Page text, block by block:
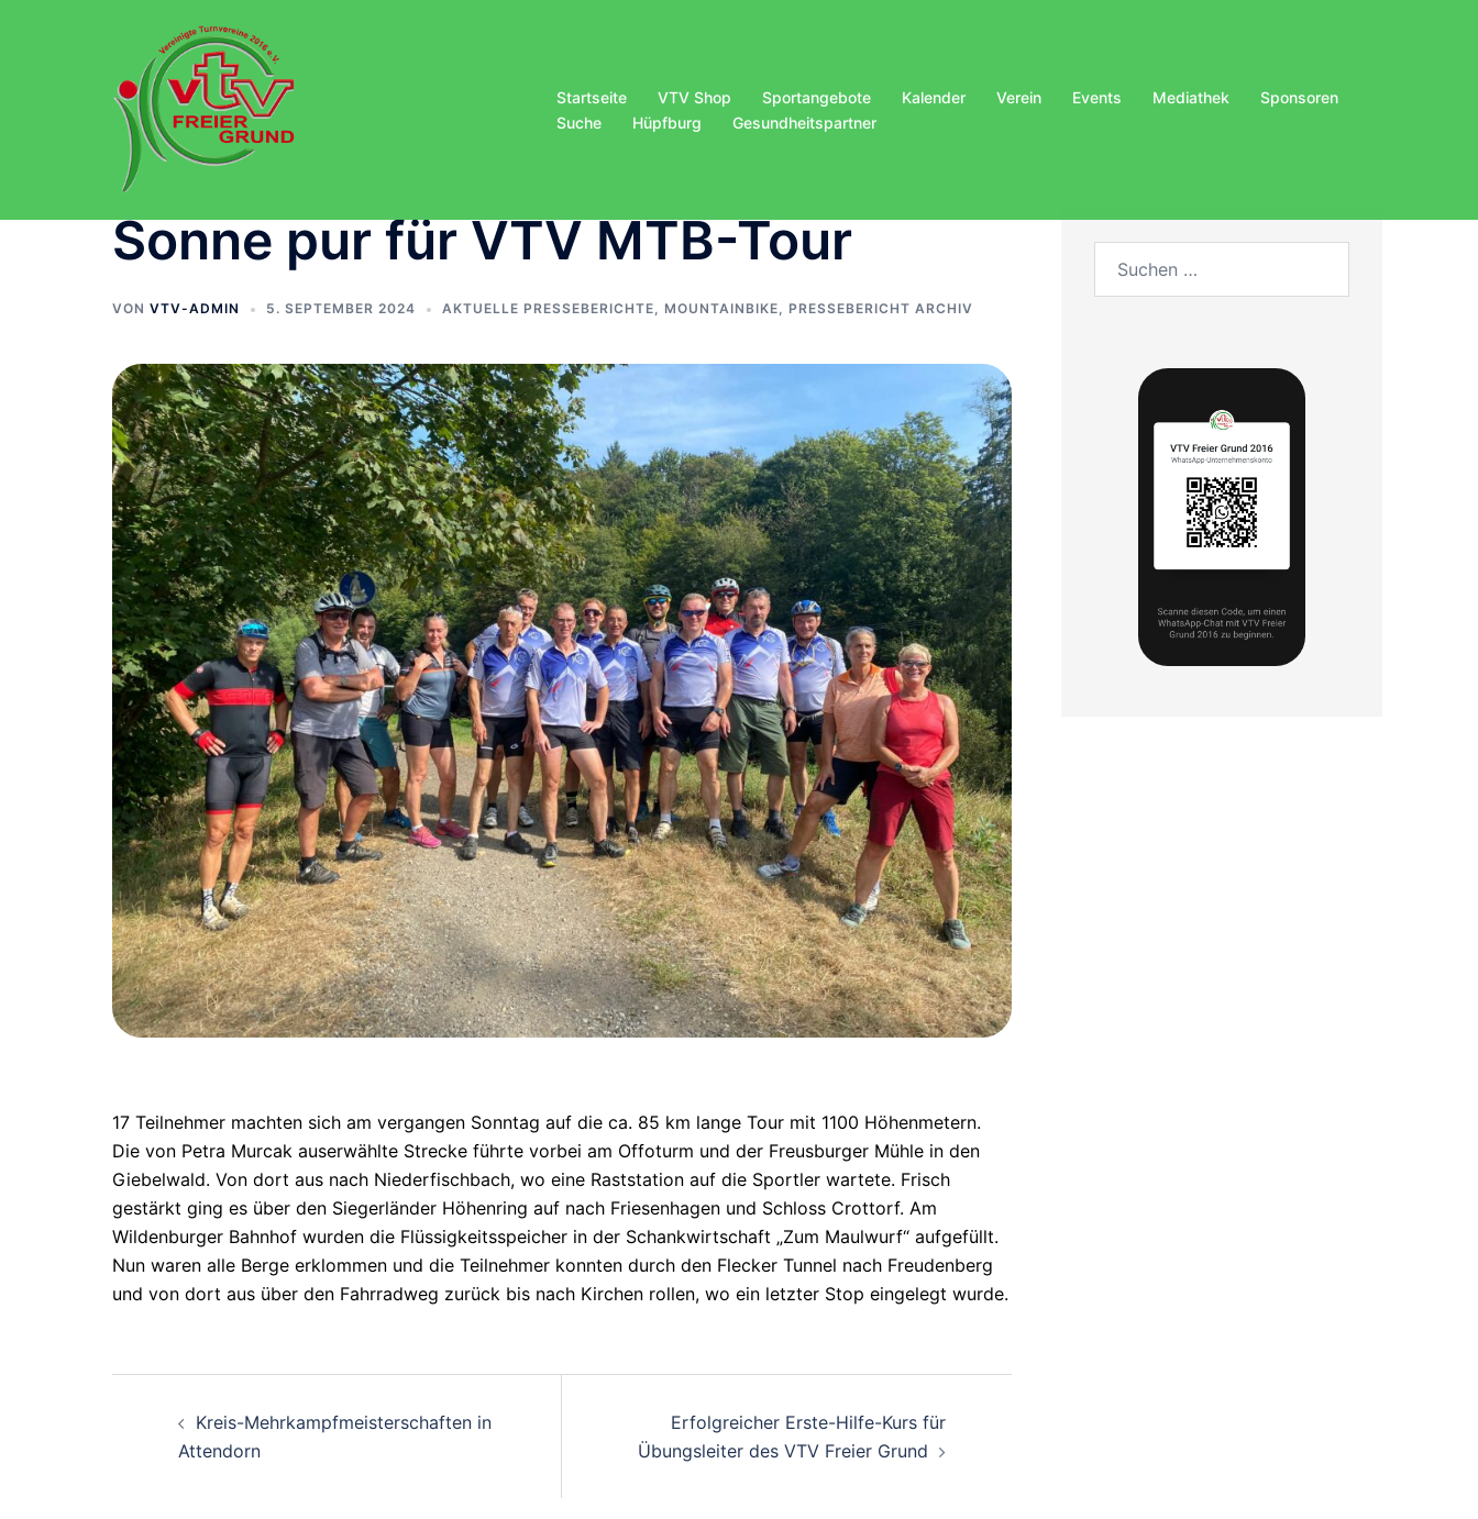
Startseite VTV Shop Sportangebote Kalender Verein Events Mediathek
Sponsoren
Suche
Hüpfburg Gesundheitspartner
Sonne pur für VTV MTB-Tour
VON VTV-ADMIN 5. SEPTEMBER 2024 AKTUELLE PRESSEBERICHTE, MOUNTAINBIKE, PRESSEBERICHT ARCHIV
17 Teilnehmer machten sich am vergangen Sonntag auf die ca. 85 km lange Tour mit 1100 Höhenmetern.
Die von Petra Murcak auserwählte Strecke führte vorbei am Offoturm und der Freusburger Mühle in den
Giebelwald. Von dort aus nach Niederfischbach, wo eine Raststation auf die Sportler wartete. Frisch
gestärkt ging es über den Siegerländer Höhenring auf nach Friesenhagen und Schloss Crottorf. Am
Wildenburger Bahnhof wurden die Flüssigkeitsspeicher in der Schankwirtschaft „Zum Maulwurf“ aufgefüllt.
Nun waren alle Berge erklommen und die Teilnehmer konnten durch den Flecker Tunnel nach Freudenberg
und von dort aus über den Fahrradweg zurück bis nach Kirchen rollen, wo ein letzter Stop eingelegt wurde.
Beitragsnavigation
Kreis-Mehrkampfmeisterschaften in
Attendorn
Erfolgreicher Erste-Hilfe-Kurs für
Übungsleiter des VTV Freier Grund